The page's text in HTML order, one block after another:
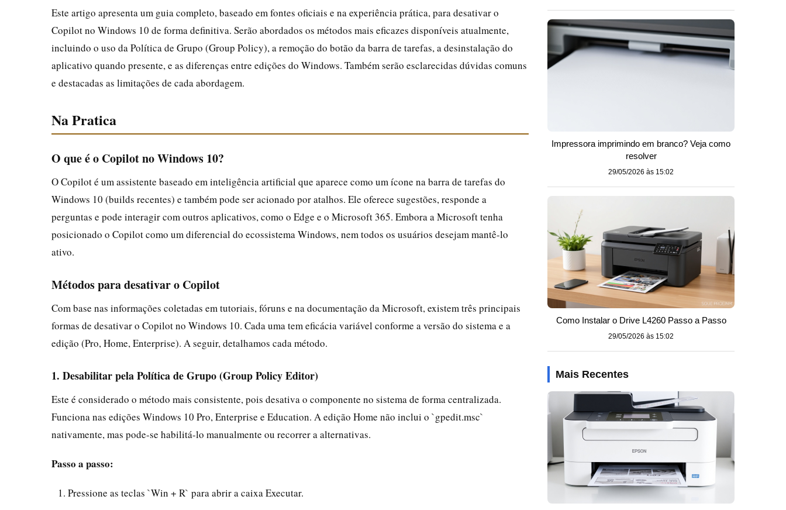
Este artigo apresenta um guia completo, baseado em fontes oficiais e na experiência prática, para desativar o
Copilot no Windows 10 de forma definitiva. Serão abordados os métodos mais eficazes disponíveis atualmente,
incluindo o uso da Política de Grupo (Group Policy), a remoção do botão da barra de tarefas, a desinstalação do
aplicativo quando presente, e as diferenças entre edições do Windows. Também serão esclarecidas dúvidas comuns
e destacadas as limitações de cada abordagem.
Na Pratica
O que é o Copilot no Windows 10?
O Copilot é um assistente baseado em inteligência artificial que aparece como um ícone na barra de tarefas do
Windows 10 (builds recentes) e também pode ser acionado por atalhos. Ele oferece sugestões, responde a
perguntas e pode interagir com outros aplicativos, como o Edge e o Microsoft 365. Embora a Microsoft tenha
posicionado o Copilot como um diferencial do ecossistema Windows, nem todos os usuários desejam mantê-lo
ativo.
Métodos para desativar o Copilot
Com base nas informações coletadas em tutoriais, fóruns e na documentação da Microsoft, existem três principais
formas de desativar o Copilot no Windows 10. Cada uma tem eficácia variável conforme a versão do sistema e a
edição (Pro, Home, Enterprise). A seguir, detalhamos cada método.
1. Desabilitar pela Política de Grupo (Group Policy Editor)
Este é considerado o método mais consistente, pois desativa o componente no sistema de forma centralizada.
Funciona nas edições Windows 10 Pro, Enterprise e Education. A edição Home não inclui o `gpedit.msc`
nativamente, mas pode-se habilitá-lo manualmente ou recorrer a alternativas.
Passo a passo:
Pressione as teclas `Win + R` para abrir a caixa Executar.
Impressora imprimindo em branco? Veja como
resolver
29/05/2026 às 15:02
Como Instalar o Drive L4260 Passo a Passo
29/05/2026 às 15:02
Mais Recentes